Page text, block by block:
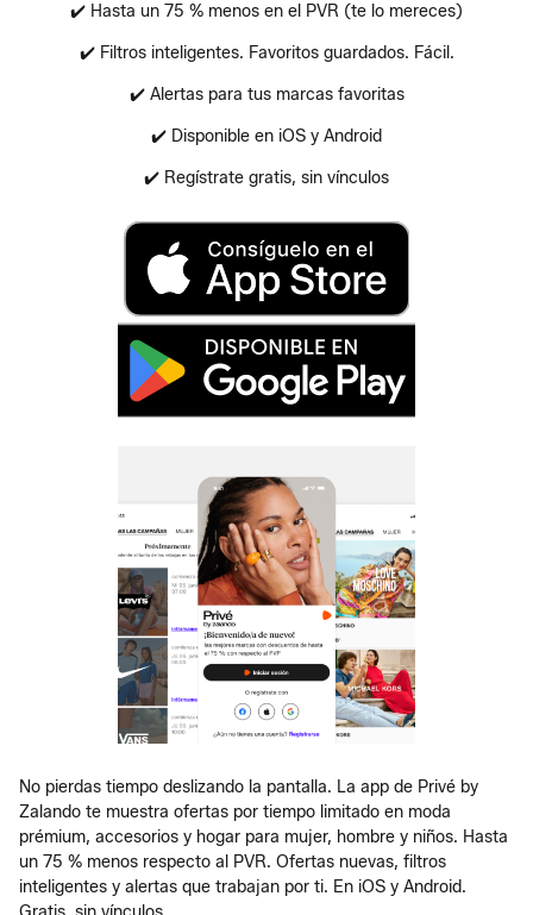
✔️ Hasta un 75 % menos en el PVR (te lo mereces)
✔️ Filtros inteligentes. Favoritos guardados. Fácil.
✔️ Alertas para tus marcas favoritas
✔️ Disponible en iOS y Android
✔️ Regístrate gratis, sin vínculos
No pierdas tiempo deslizando la pantalla. La app de Privé by
Zalando te muestra ofertas por tiempo limitado en moda
prémium, accesorios y hogar para mujer, hombre y niños. Hasta
un 75 % menos respecto al PVR. Ofertas nuevas, filtros
inteligentes y alertas que trabajan por ti. En iOS y Android.